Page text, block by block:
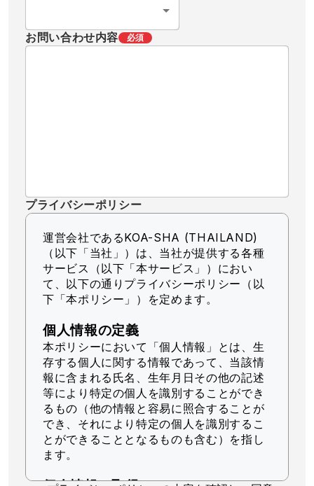
お問い合わせ内容 必須
プライバシーポリシー
運営会社であるKOA-SHA (THAILAND)
（以下「当社」） は、当社が提供する各種
サービス（以下「本サービス」）におい
て、以下の通りプライバシーポリシー（以
下「本ポリシー」）を定めます。
個人情報の定義
本ポリシーにおいて「個人情報」とは、生
存する個人に関する情報であって、当該情
報に含まれる氏名、生年月日その他の記述
等により特定の個人を識別することができ
るもの（他の情報と容易に照合することが
でき、それにより特定の個人を識別するこ
とができることとなるものも含む）を指し
ます。